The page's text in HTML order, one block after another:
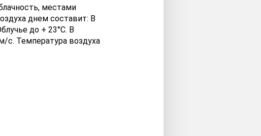
местами
днем составит: В
до + 23°C. В
Температура воздуха